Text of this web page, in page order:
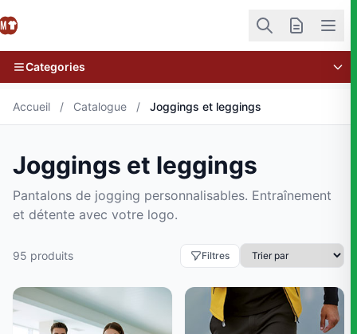
Categories
Accueil / Catalogue / Joggings et leggings
Joggings et leggings
Pantalons de jogging personnalisables. Entraînement
et détente avec votre logo.
95 produits Filtres